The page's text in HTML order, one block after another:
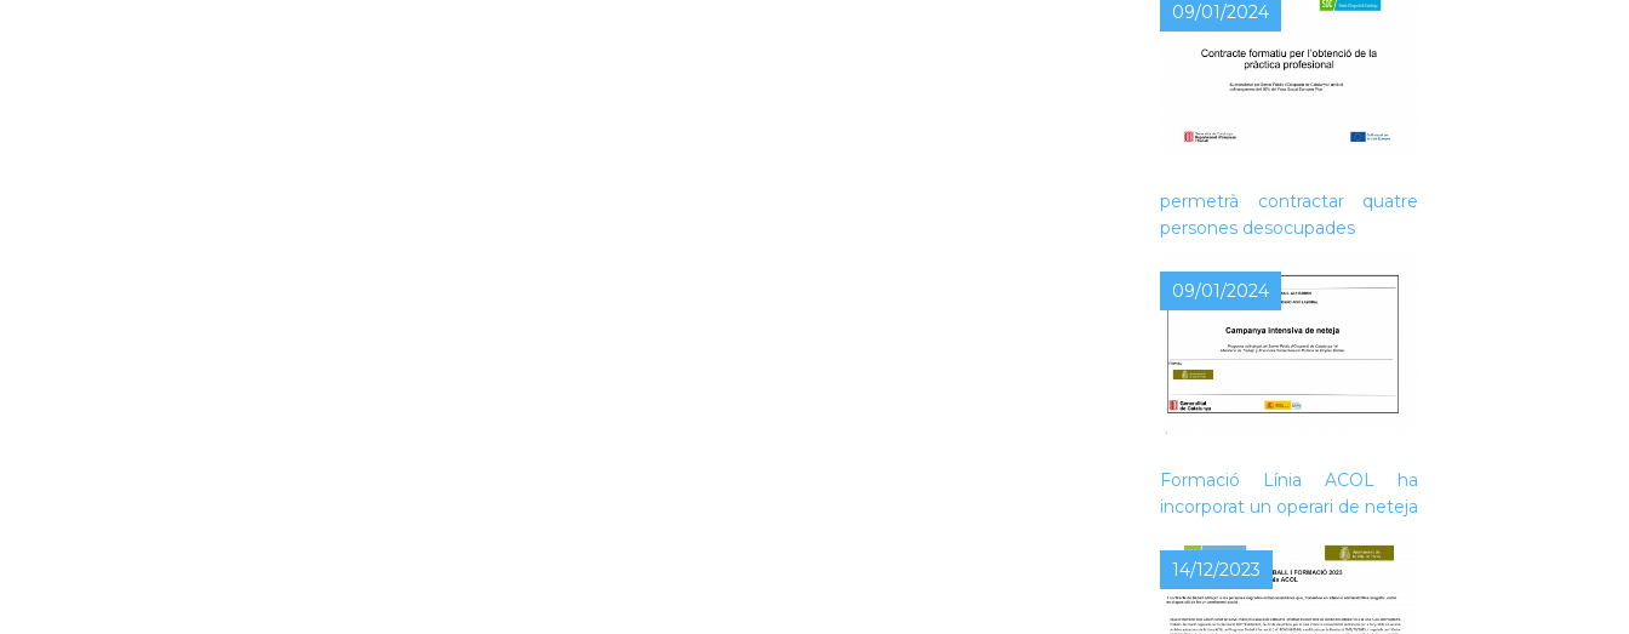
09/01/2024
09/01/2024
L’Ajuntament de Piera ha
permetrà contractar quatre
persones desocupades
14/12/2023
L’Ajuntament de Piera, dins de
Formació Línia ACOL ha
incorporat un operari de neteja